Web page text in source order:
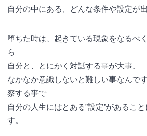
自分の中にある、どんな条件や設定が
堕ちた時は、起きている現象をなるべ
ら
自分と、とにかく対話する事が大事。
なかなか意識しないと難しい事なんで
察する事で
自分の人生にはとある”設定”があるこ
す。